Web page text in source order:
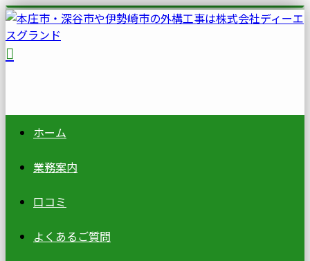
ホーム
業務案内
口コミ
よくあるご質問